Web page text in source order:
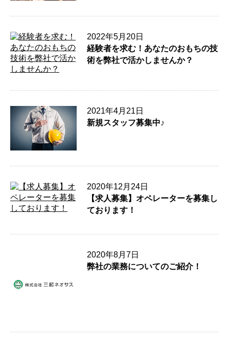
2022年5月20日
経験者を求む！あなたのおもちの技
術を弊社で活かしませんか？
2021年4月21日
新規スタッフ募集中♪
2020年12月24日
【求人募集】オペレーターを募集し
ております！
2020年8月7日
弊社の業務についてのご紹介！